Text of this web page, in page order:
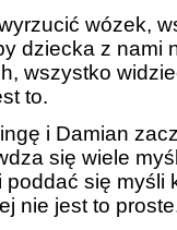
wózek,
dziecka z nami
wszystko
to.
i Damian
się wiele
poddać się myśli
nie jest to